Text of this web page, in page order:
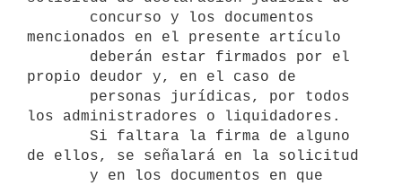
mencionados en el presente artículo
propio deudor y, en el caso de
los administradores o liquidadores.
de ellos, se señalará en la solicitud